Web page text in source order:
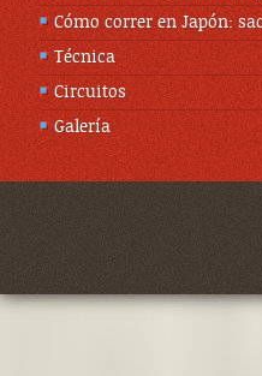
Cómo correr en Japón:
Técnica
Circuitos
Galería